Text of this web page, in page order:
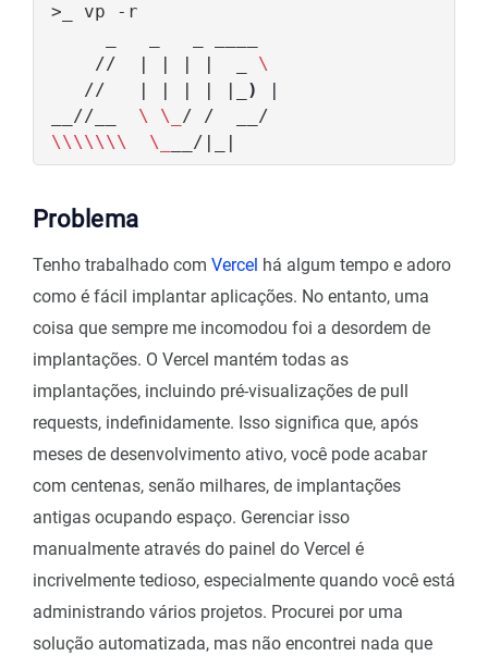
    //
   //
)
__//__ \ \_
\\\\\\\
\_ __/
Problema
Tenho trabalhado com Vercel há algum tempo e adoro
como é fácil implantar aplicações. No entanto, uma
coisa que sempre me incomodou foi a desordem de
implantações. O Vercel mantém todas as
implantações, incluindo pré-visualizações de pull
requests, indefinidamente. Isso significa que, após
meses de desenvolvimento ativo, você pode acabar
com centenas, senão milhares, de implantações
antigas ocupando espaço. Gerenciar isso
manualmente através do painel do Vercel é
incrivelmente tedioso, especialmente quando você está
administrando vários projetos. Procurei por uma
solução automatizada, mas não encontrei nada que